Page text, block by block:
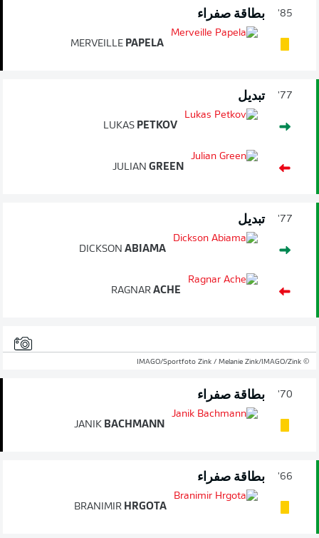
85' بطاقة صفراء
MERVEILLE PAPELA
77' تبديل
LUKAS PETKOV
JULIAN GREEN
77' تبديل
DICKSON ABIAMA
RAGNAR ACHE
© IMAGO/Sportfoto Zink / Melanie Zink/IMAGO/Zink
70' بطاقة صفراء
JANIK BACHMANN
66' بطاقة صفراء
BRANIMIR HRGOTA